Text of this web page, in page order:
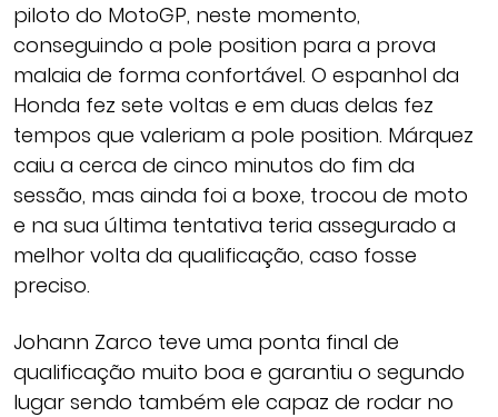
piloto do MotoGP, neste momento,
conseguindo a pole position para a prova
malaia de forma confortável. O espanhol da
Honda fez sete voltas e em duas delas fez
tempos que valeriam a pole position. Márquez
caiu a cerca de cinco minutos do fim da
sessão, mas ainda foi a boxe, trocou de moto
e na sua última tentativa teria assegurado a
melhor volta da qualificação, caso fosse
preciso.
Johann Zarco teve uma ponta final de
qualificação muito boa e garantiu o segundo
lugar sendo também ele capaz de rodar no